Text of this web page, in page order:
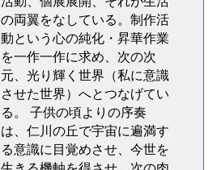
の両翼をなしている。制作活
動という心の純化・昇華作業
を一作一作に求め、次の次
元、光り輝く世界（私に意識
させた世界）へとつなげてい
る。 子供の頃よりの序奏
は、仁川の丘で宇宙に遍満す
る意識に目覚めさせ、今世を